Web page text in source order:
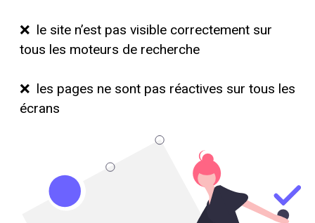
❌ le site n’est pas visible correctement sur
tous les moteurs de recherche
❌ les pages ne sont pas réactives sur tous les
écrans